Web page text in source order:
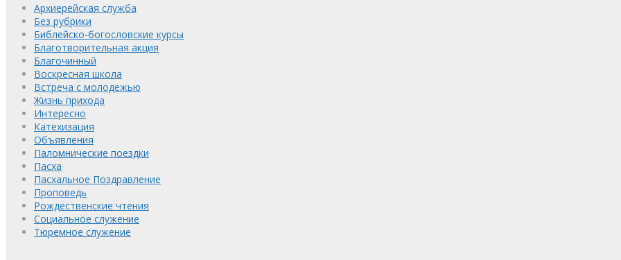
Архиерейская служба
Без рубрики
Библейско-богословские курсы
Благотворительная акция
Благочинный
Воскресная школа
Встреча с молодежью
Жизнь прихода
Интересно
Катехизация
Объявления
Паломнические поездки
Пасха
Пасхальное Поздравление
Проповедь
Рождественские чтения
Социальное служение
Тюремное служение